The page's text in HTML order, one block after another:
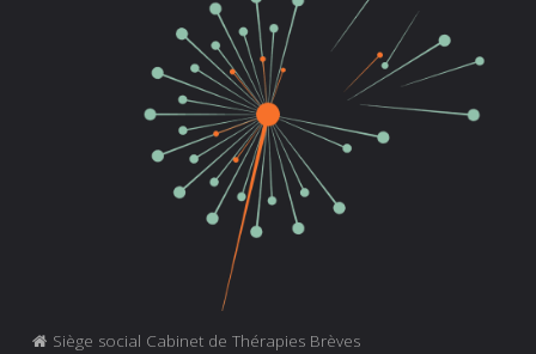
Siège social Cabinet de Thérapies Brèves